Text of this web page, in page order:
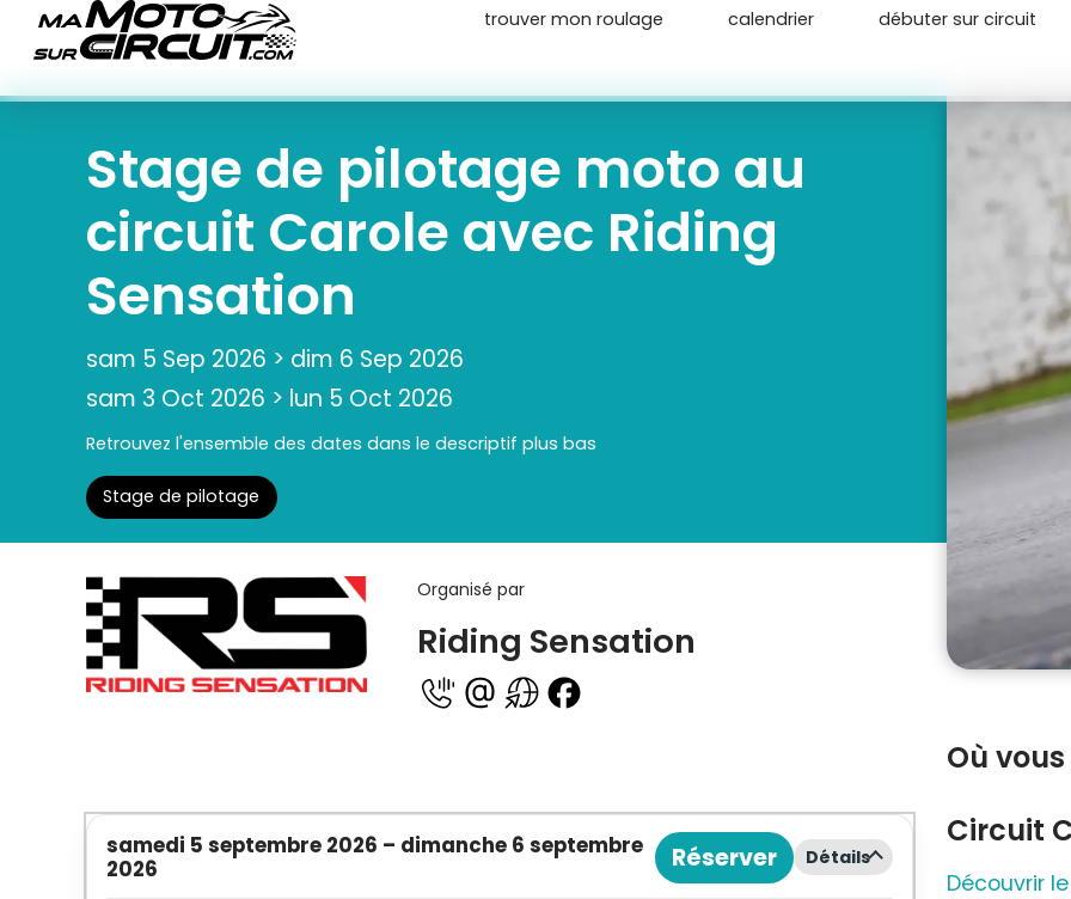
trouver mon roulage calendrier débuter sur circuit
Stage de pilotage moto au
circuit Carole avec Riding
Sensation
sam 5 Sep 2026 > dim 6 Sep 2026
sam 3 Oct 2026 > lun 5 Oct 2026
Retrouvez l'ensemble des dates dans le descriptif plus bas
Stage de pilotage
Organisé par
Riding Sensation
samedi 5 septembre 2026 – dimanche 6 septembre
2026
Réserver Détails
Où
Circuit
Découvrir